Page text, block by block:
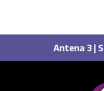
Antena 3 |